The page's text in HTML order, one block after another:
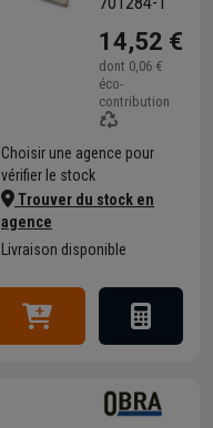
Manche en
bois -
Caoutchouc
blanc - 500
grammes
14,52 €
dont 0,06 €
éco-
contribution
Choisir une agence pour
vérifier le stock
Trouver du stock en
agence
Livraison disponible